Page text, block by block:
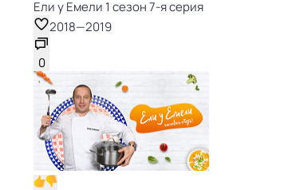
Ели у Емели 1 сезон 7-я серия
2018—2019
0